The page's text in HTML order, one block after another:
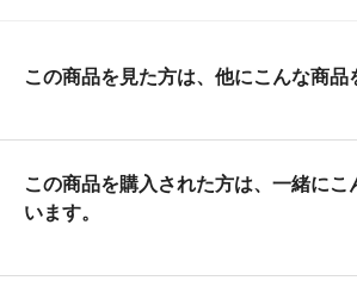
この商品を見た方は、他にこんな商品
この商品を購入された方は、一緒にこ
います。